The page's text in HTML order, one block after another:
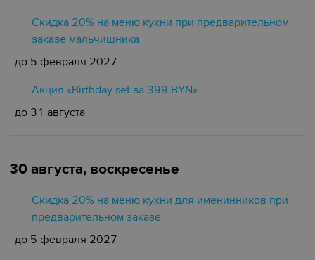
Скидка 20% на меню кухни при предварительном
заказе мальчишника
до 5 февраля 2027
Акция «Birthday set за 399 BYN»
до 31 августа
30 августа, воскресенье
Скидка 20% на меню кухни для именинников при
предварительном заказе
до 5 февраля 2027